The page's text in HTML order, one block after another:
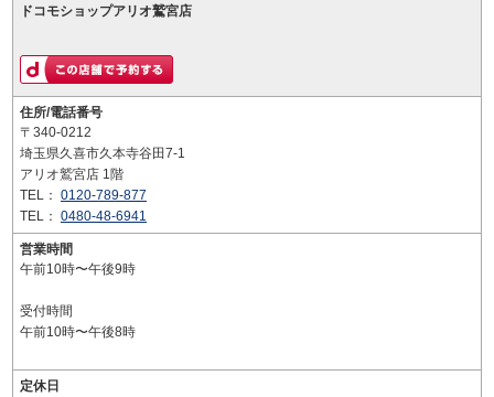
ドコモショップアリオ鷲宮店
住所/電話番号
〒340-0212
埼玉県久喜市久本寺谷田7-1
アリオ鷲宮店 1階
TEL： 0120-789-877
TEL： 0480-48-6941
営業時間
午前10時〜午後9時
受付時間
午前10時〜午後8時
定休日